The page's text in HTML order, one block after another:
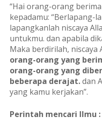
“Hai orang-orang
kepadamu: “Berlapang-
lapangkanlah niscaya
untukmu. dan apabila
Maka berdirilah, niscaya
orang-orang yang
orang-orang yang
beberapa derajat.dan
yang kamu kerjakan”.
Perintah mencari Ilmu :